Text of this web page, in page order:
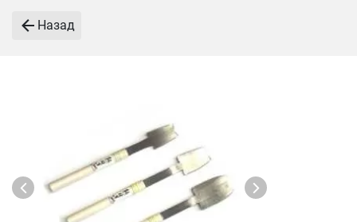
Назад